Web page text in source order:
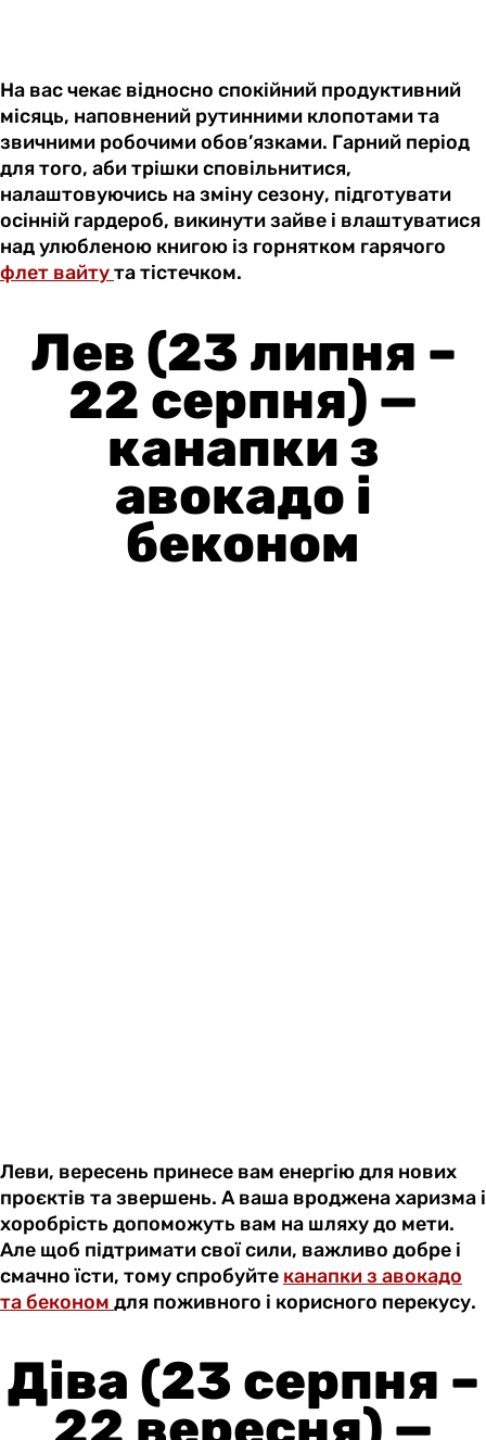
На вас чекає відносно спокійний продуктивний
місяць, наповнений рутинними клопотами та
звичними робочими обов’язками. Гарний період
для того, аби трішки сповільнитися,
налаштовуючись на зміну сезону, підготувати
осінній гардероб, викинути зайве і влаштуватися
над улюбленою книгою із горнятком гарячого
флет вайтута тістечком.
Лев (23 липня –
22 серпня) —
канапки з
авокадо і
беконом
Леви, вересень принесе вам енергію для нових
проєктів та звершень. А ваша вроджена харизма і
хоробрість допоможуть вам на шляху до мети.
Але щоб підтримати свої сили, важливо добре і
смачно їсти, тому спробуйте канапки з авокадо
та беконом для поживного і корисного перекусу.
Діва (23 серпня –